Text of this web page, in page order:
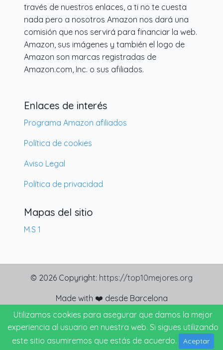
través de nuestros enlaces, a ti no te cuesta
nada pero a nosotros Amazon nos dará una
comisión que nos servirá para financiar la web.
Amazon, sus imágenes y también el logo de
Amazon son marcas registradas de
Amazon.com, Inc. o sus afiliados.
Enlaces de interés
Programa Amazon afiliados
Política de cookies
Aviso Legal
Política de privacidad
Mapas del sitio
M.S 1
© 2026 Copyright: https://top10mejores.org
Made with ❤️ desde Barcelona
Utilizamos cookies para asegurar que damos la mejor
experiencia al usuario en nuestra web. Si sigues utilizando
este sitio asumiremos que estás de acuerdo.
Aceptar